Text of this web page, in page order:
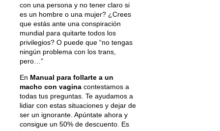
con una persona y no tener claro si
es un hombre o una mujer? ¿Crees
que estás ante una conspiración
mundial para quitarte todos los
privilegios? O puede que “no tengas
ningún problema con los trans,
pero…”
En Manual para follarte a un
macho con vagina contestamos a
todas tus preguntas. Te ayudamos a
lidiar con estas situaciones y dejar de
ser un ignorante. Apúntate ahora y
consigue un 50% de descuento. Es